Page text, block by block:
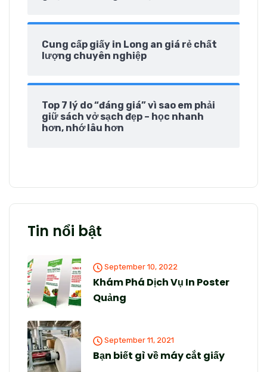
Cung cấp giấy in Long an giá rẻ chất
lượng chuyên nghiệp
Top 7 lý do “đáng giá” vì sao em phải
giữ sách vở sạch đẹp – học nhanh
hơn, nhớ lâu hơn
Tin nổi bật
September 10, 2022
Khám Phá Dịch Vụ In Poster
Quảng
September 11, 2021
Bạn biết gì về máy cắt giấy